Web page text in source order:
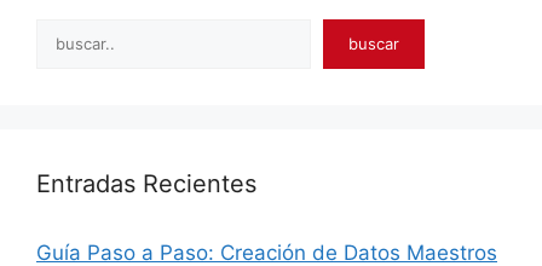
Search buscar
Entradas Recientes
Guía Paso a Paso: Creación de Datos Maestros